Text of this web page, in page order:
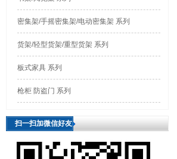
密集架/手摇密集架/电动密集架 系列
货架/轻型货架/重型货架 系列
板式家具 系列
枪柜 防盗门 系列
扫一扫加微信好友